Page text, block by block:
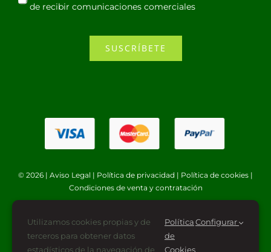
de recibir comunicaciones comerciales
SUSCRÍBETE
© 2026 | Aviso Legal | Política de privacidad | Política de cookies |
Condiciones de venta y contratación
Utilizamos cookies propias y de
terceros para obtener datos
estadísticos de la navegación de
Política
de
Cookies
Configurar